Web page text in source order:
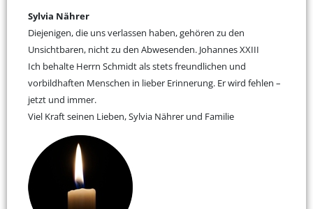
Sylvia Nährer
Diejenigen, die uns verlassen haben, gehören zu den
Unsichtbaren, nicht zu den Abwesenden. Johannes XXIII
Ich behalte Herrn Schmidt als stets freundlichen und
vorbildhaften Menschen in lieber Erinnerung. Er wird fehlen –
jetzt und immer.
Viel Kraft seinen Lieben, Sylvia Nährer und Familie